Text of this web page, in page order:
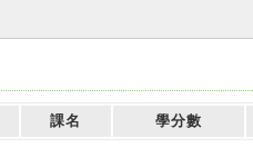
課名 學分數